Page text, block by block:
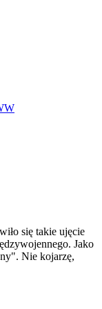
się takie ujęcie
Jako
Nie kojarzę,